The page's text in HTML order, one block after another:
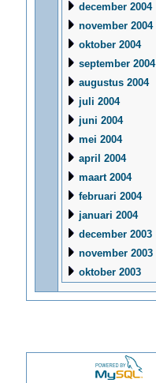
december 2004
november 2004
oktober 2004
september 2004
augustus 2004
juli 2004
juni 2004
mei 2004
april 2004
maart 2004
februari 2004
januari 2004
december 2003
november 2003
oktober 2003